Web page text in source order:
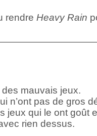
rendre Heavy Rain
mauvais jeux.
n’ont pas de gros
jeux qui le ont goût
rien dessus.